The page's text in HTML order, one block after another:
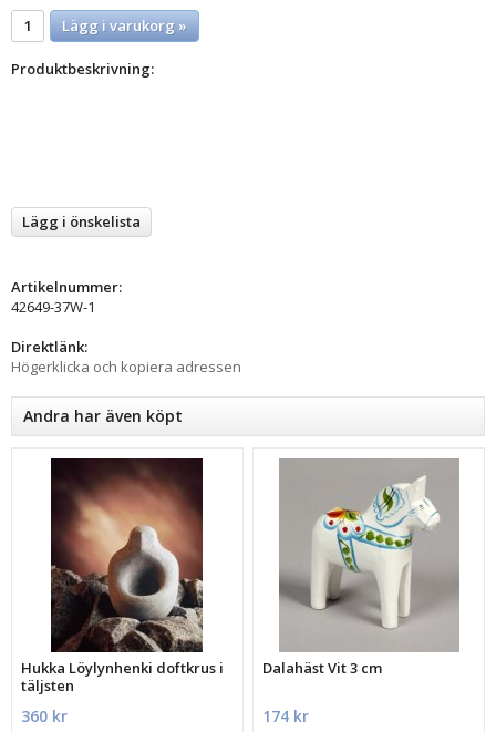
Lägg i varukorg »
Produktbeskrivning:
Lägg i önskelista
Artikelnummer:
42649-37W-1
Direktlänk:
Högerklicka och kopiera adressen
Andra har även köpt
Hukka Löylynhenki doftkrus i
täljsten
360 kr
Dalahäst Vit 3 cm
174 kr